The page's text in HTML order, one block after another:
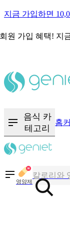
지금 가입하면
원 가입 혜택! 지
음식 카
테고리
홈
영양제
칼로리와
혈당 · 다
음식 · 영